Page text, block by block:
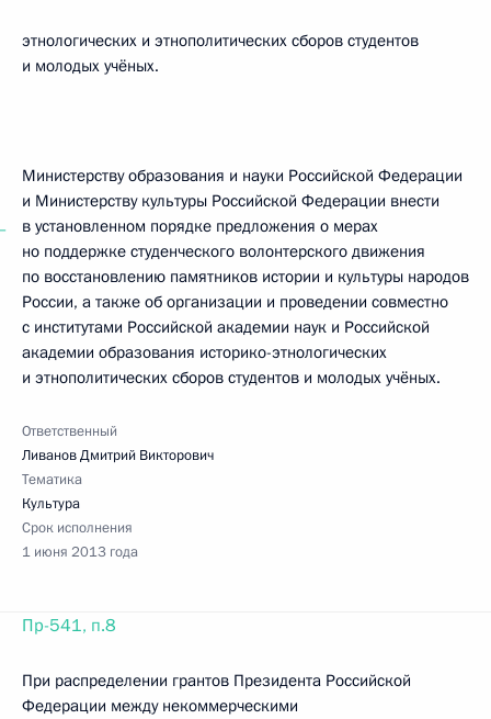
этнологических и этнополитических сборов студентов
и молодых учёных.
Министерству образования и науки Российской Федерации
и Министерству культуры Российской Федерации внести
в установленном порядке предложения о мерах
но поддержке студенческого волонтерского движения
по восстановлению памятников истории и культуры народов
России, а также об организации и проведении совместно
с институтами Российской академии наук и Российской
академии образования историко-этнологических
и этнополитических сборов студентов и молодых учёных.
Ответственный
Ливанов Дмитрий Викторович
Тематика
Культура
Срок исполнения
1 июня 2013 года
Пр-541, п.8
При распределении грантов Президента Российской
Федерации между некоммерческими